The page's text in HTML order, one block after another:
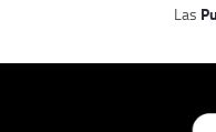
Las